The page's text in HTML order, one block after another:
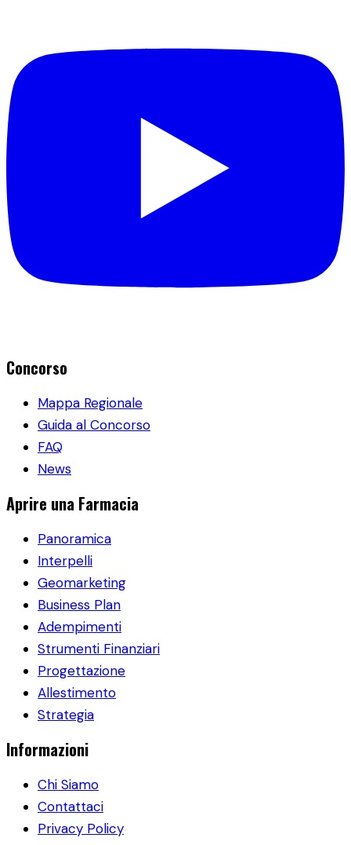
Concorso
Mappa Regionale
Guida al Concorso
FAQ
News
Aprire una Farmacia
Panoramica
Interpelli
Geomarketing
Business Plan
Adempimenti
Strumenti Finanziari
Progettazione
Allestimento
Strategia
Informazioni
Chi Siamo
Contattaci
Privacy Policy